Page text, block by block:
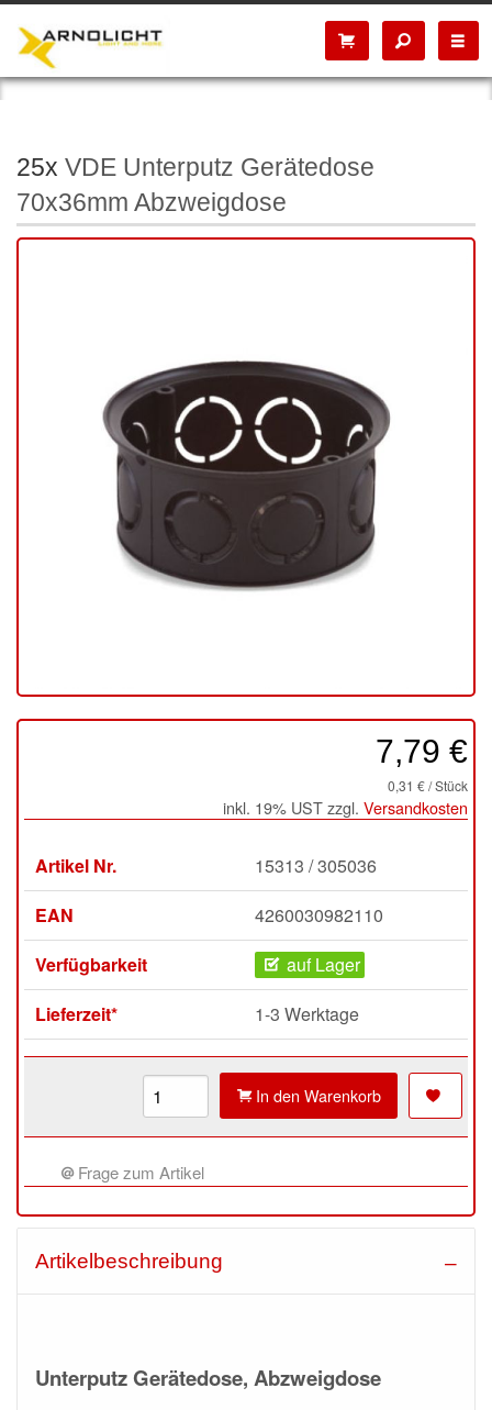
25x VDE Unterputz Gerätedose
70x36mm Abzweigdose
7,79 €
0,31 € / Stück
inkl. 19% UST zzgl. Versandkosten
Artikel Nr.
15313 / 305036
EAN
4260030982110
Verfügbarkeit
auf Lager
Lieferzeit*
1-3 Werktage
In den Warenkorb
Frage zum Artikel
Artikelbeschreibung
Unterputz Gerätedose, Abzweigdose